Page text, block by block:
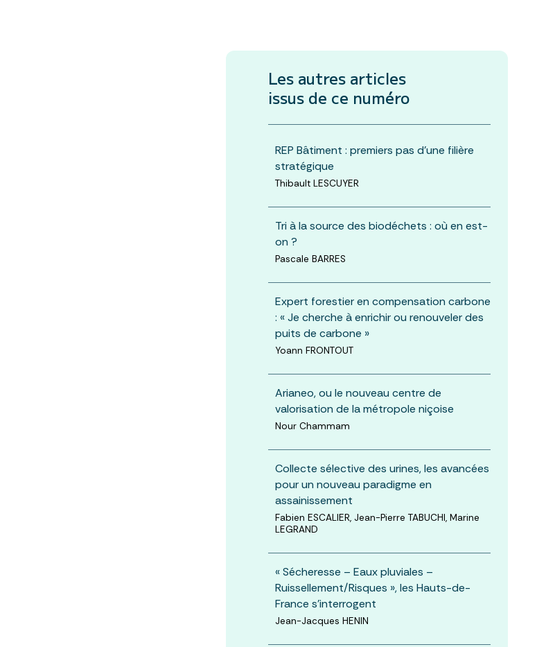
Les autres articles
issus de ce numéro
REP Bâtiment : premiers pas d’une filière
stratégique
Thibault LESCUYER
Tri à la source des biodéchets : où en est-
on ?
Pascale BARRES
Expert forestier en compensation carbone
: « Je cherche à enrichir ou renouveler des
puits de carbone »
Yoann FRONTOUT
Arianeo, ou le nouveau centre de
valorisation de la métropole niçoise
Nour Chammam
Collecte sélective des urines, les avancées
pour un nouveau paradigme en
assainissement
Fabien ESCALIER, Jean-Pierre TABUCHI, Marine
LEGRAND
« Sécheresse – Eaux pluviales –
Ruissellement/Risques », les Hauts-de-
France s’interrogent
Jean-Jacques HENIN